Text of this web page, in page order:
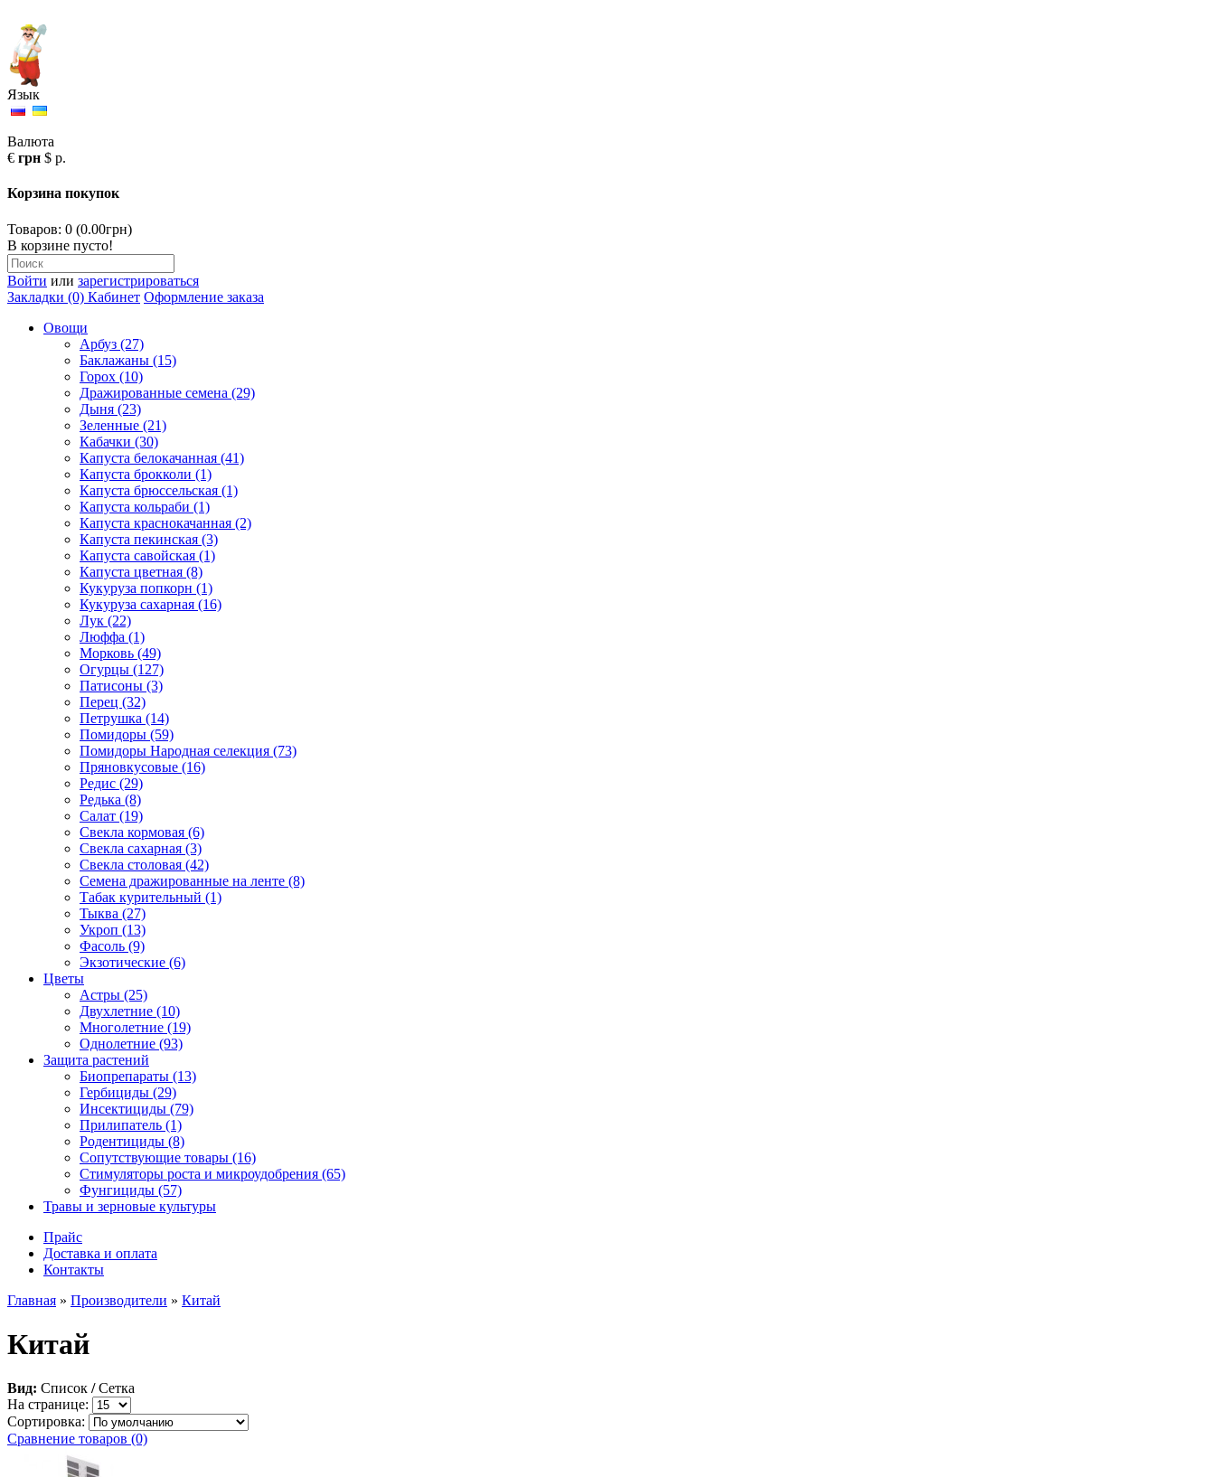
Язык
Валюта
€ грн $ р.
Корзина покупок
Товаров: 0 (0.00грн)
В корзине пусто!
Войти или зарегистрироваться
Закладки (0) Кабинет Оформление заказа
Овощи
Арбуз (27)
Баклажаны (15)
Горох (10)
Дражированные семена (29)
Дыня (23)
Зеленные (21)
Кабачки (30)
Капуста белокачанная (41)
Капуста брокколи (1)
Капуста брюссельская (1)
Капуста кольраби (1)
Капуста краснокачанная (2)
Капуста пекинская (3)
Капуста савойская (1)
Капуста цветная (8)
Кукуруза попкорн (1)
Кукуруза сахарная (16)
Лук (22)
Люффа (1)
Морковь (49)
Огурцы (127)
Патисоны (3)
Перец (32)
Петрушка (14)
Помидоры (59)
Помидоры Народная селекция (73)
Пряновкусовые (16)
Редис (29)
Редька (8)
Салат (19)
Свекла кормовая (6)
Свекла сахарная (3)
Свекла столовая (42)
Семена дражированные на ленте (8)
Табак курительный (1)
Тыква (27)
Укроп (13)
Фасоль (9)
Экзотические (6)
Цветы
Астры (25)
Двухлетние (10)
Многолетние (19)
Однолетние (93)
Защита растений
Биопрепараты (13)
Гербициды (29)
Инсектициды (79)
Прилипатель (1)
Родентициды (8)
Сопутствующие товары (16)
Стимуляторы роста и микроудобрения (65)
Фунгициды (57)
Травы и зерновые культуры
Прайс
Доставка и оплата
Контакты
Главная » Производители » Китай
Китай
Вид: Список / Сетка
На странице:
Сортировка:
Сравнение товаров (0)